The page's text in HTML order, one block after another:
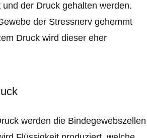
der Druck gehalten werden.
der Stressnerv gehemmt
Druck wird dieser eher
werden die Bindegewebszellen